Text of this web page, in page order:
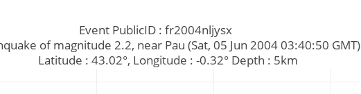
Event PublicID : fr2004nljysx
of magnitude 2.2, near Pau (Sat, 05 Jun 2004 03:40:50 GMT)
         Latitude : 43.02°, Longitude : -0.32° Depth : 5km